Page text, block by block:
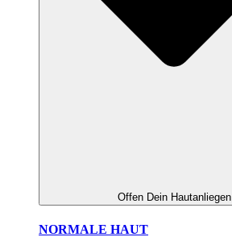
Offen Dein Hautanliegen
NORMALE HAUT